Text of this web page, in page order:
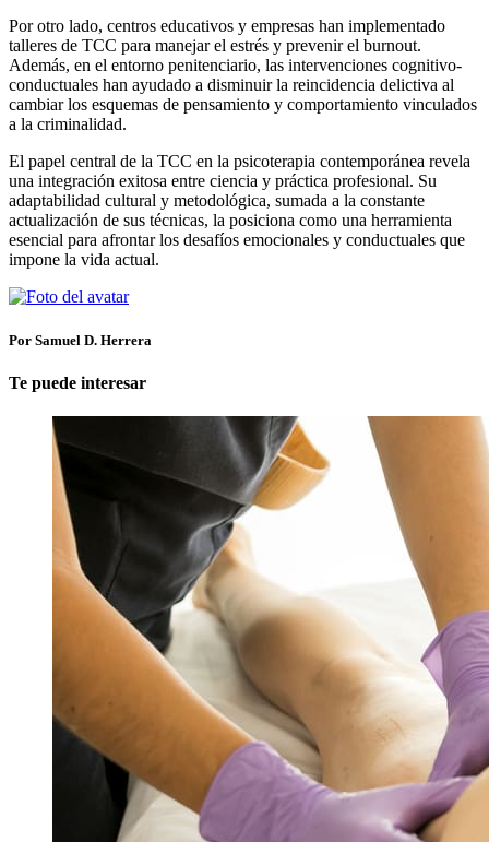
Por otro lado, centros educativos y empresas han implementado
talleres de TCC para manejar el estrés y prevenir el burnout.
Además, en el entorno penitenciario, las intervenciones cognitivo-
conductuales han ayudado a disminuir la reincidencia delictiva al
cambiar los esquemas de pensamiento y comportamiento vinculados
a la criminalidad.
El papel central de la TCC en la psicoterapia contemporánea revela
una integración exitosa entre ciencia y práctica profesional. Su
adaptabilidad cultural y metodológica, sumada a la constante
actualización de sus técnicas, la posiciona como una herramienta
esencial para afrontar los desafíos emocionales y conductuales que
impone la vida actual.
Por Samuel D. Herrera
Te puede interesar